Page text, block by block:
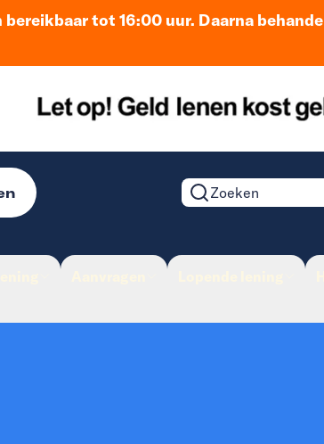
tot 16:00 uur. Daarna
Zoeken op de website